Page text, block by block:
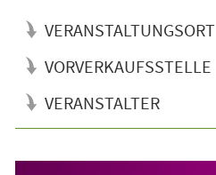
VERANSTALTUNGSORT
VORVERKAUFSSTELLE
VERANSTALTER